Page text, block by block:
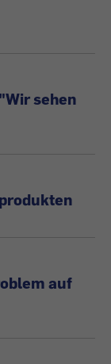
sehen
auf